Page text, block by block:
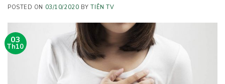
POSTED ON 03/10/2020 BYTIÊN TV
03
Th10